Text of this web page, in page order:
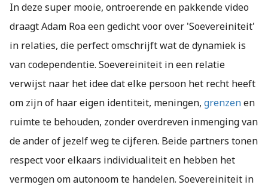
In deze super mooie, ontroerende en pakkende video
draagt Adam Roa een gedicht voor over 'Soevereiniteit'
in relaties, die perfect omschrijft wat de dynamiek is
van codependentie. Soevereiniteit in een relatie
verwijst naar het idee dat elke persoon het recht heeft
om zijn of haar eigen identiteit, meningen, grenzenen
ruimte te behouden, zonder overdreven inmenging van
de ander of jezelf weg te cijferen. Beide partners tonen
respect voor elkaars individualiteit en hebben het
vermogen om autonoom te handelen. Soevereiniteit in